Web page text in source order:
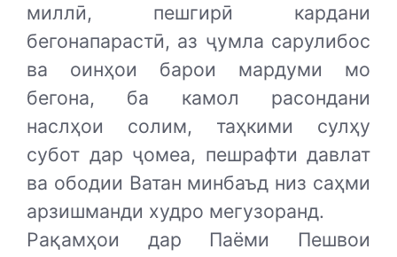
миллӣ, пешгирӣ кардани
бегонапарастӣ, аз ҷумла сарулибос
ва оинҳои барои мардуми мо
бегона, ба камол расондани
наслҳои солим, таҳкими сулҳу
субот дар ҷомеа, пешрафти давлат
ва ободии Ватан минбаъд низ саҳми
арзишманди худро мегузоранд.
Рақамҳои дар Паёми Пешвои